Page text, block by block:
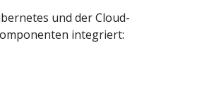
und der Cloud-
integriert: